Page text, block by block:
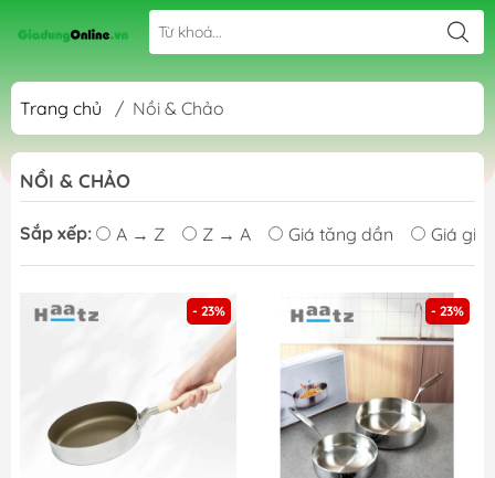
Trang chủ / Nồi & Chảo
NỒI & CHẢO
Sắp xếp: A → Z Z → A Giá tăng dần Giá
- 23% - 23%